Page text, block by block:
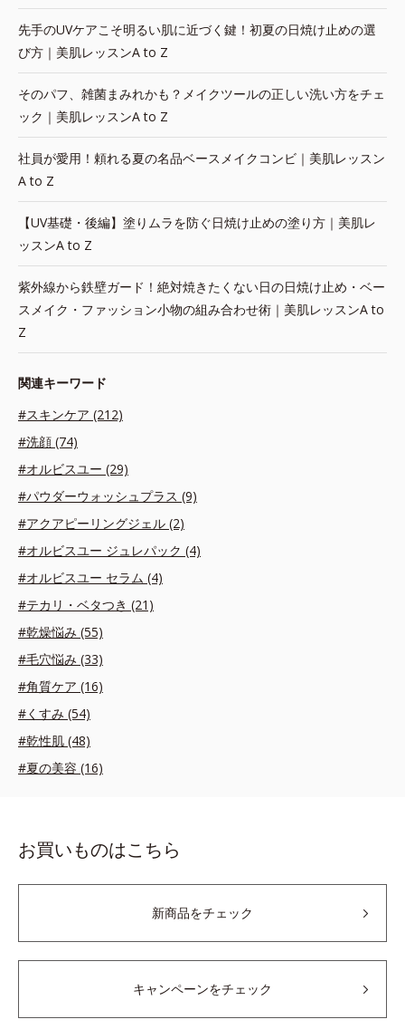
先手のUVケアこそ明るい肌に近づく鍵！初夏の日焼け止めの選
び方｜美肌レッスンA to Z
そのパフ、雑菌まみれかも？メイクツールの正しい洗い方をチェ
ック｜美肌レッスンA to Z
社員が愛用！頼れる夏の名品ベースメイクコンビ｜美肌レッスン
A to Z
【UV基礎・後編】塗りムラを防ぐ日焼け止めの塗り方｜美肌レ
ッスンA to Z
紫外線から鉄壁ガード！絶対焼きたくない日の日焼け止め・ベー
スメイク・ファッション小物の組み合わせ術｜美肌レッスンA to
Z
関連キーワード
#スキンケア (212)
#洗顔 (74)
#オルビスユー (29)
#パウダーウォッシュプラス (9)
#アクアピーリングジェル (2)
#オルビスユー ジュレパック (4)
#オルビスユー セラム (4)
#テカリ・ベタつき (21)
#乾燥悩み (55)
#毛穴悩み (33)
#角質ケア (16)
#くすみ (54)
#乾性肌 (48)
#夏の美容 (16)
お買いものはこちら
新商品をチェック
キャンペーンをチェック